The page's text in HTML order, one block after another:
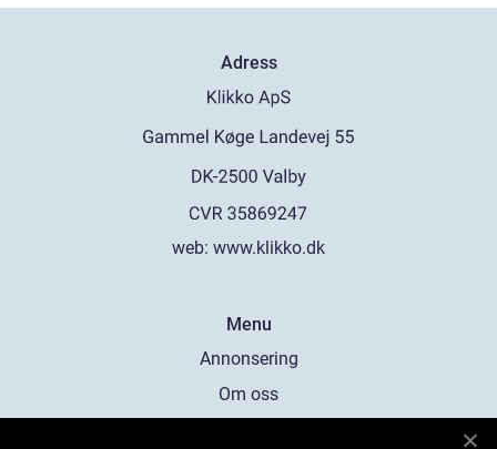
Adress
web: www.klikko.dk
Menu
Annonsering
Om oss